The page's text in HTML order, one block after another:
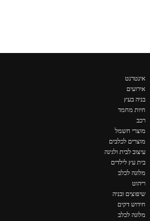
אינטרנט
אירועים
בניה בעץ
חיות מחמד
רכב
מוצרי חשמל
מוצרים לכלבים
עיצוב לבית ולגינה
בית עץ לילדים
מלונה לכלב
ריהוט
שיפוצים ובניה
חידוש דקים
מלונה לכלב